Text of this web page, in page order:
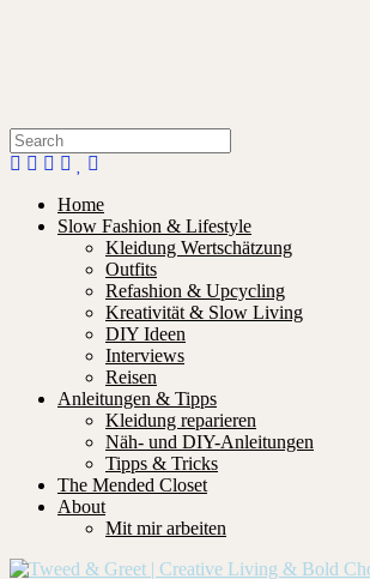
Home
Slow Fashion & Lifestyle
Kleidung Wertschätzung
Outfits
Refashion & Upcycling
Kreativität & Slow Living
DIY Ideen
Interviews
Reisen
Anleitungen & Tipps
Kleidung reparieren
Näh- und DIY-Anleitungen
Tipps & Tricks
The Mended Closet
About
Mit mir arbeiten